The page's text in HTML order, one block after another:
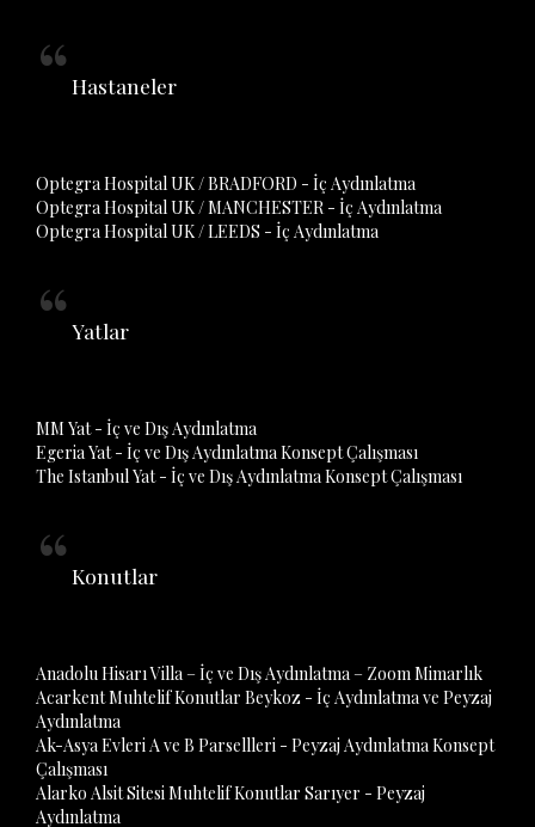
Hastaneler
Optegra Hospital UK / BRADFORD - İç Aydınlatma
Optegra Hospital UK / MANCHESTER - İç Aydınlatma
Optegra Hospital UK / LEEDS - İç Aydınlatma
Yatlar
MM Yat - İç ve Dış Aydınlatma
Egeria Yat - İç ve Dış Aydınlatma Konsept Çalışması
The Istanbul Yat - İç ve Dış Aydınlatma Konsept Çalışması
Konutlar
Anadolu Hisarı Villa – İç ve Dış Aydınlatma – Zoom Mimarlık
Acarkent Muhtelif Konutlar Beykoz - İç Aydınlatma ve Peyzaj
Aydınlatma
Ak-Asya Evleri A ve B Parsellleri - Peyzaj Aydınlatma Konsept
Çalışması
Alarko Alsit Sitesi Muhtelif Konutlar Sarıyer - Peyzaj
Aydınlatma